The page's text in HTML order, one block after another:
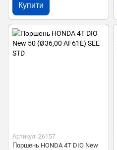
Купити
Артикул: 26157
Поршень HONDA 4T DIO New